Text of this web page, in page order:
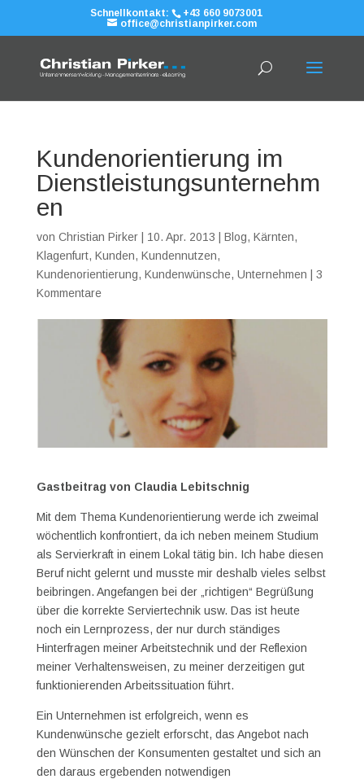
Schnellkontakt:
+43 660 9073001
office@christianpirker.com
Kundenorientierung im
Dienstleistungsunternehm
en
von Christian Pirker| 10. Apr. 2013 Blog, Kärnten,
Klagenfurt, Kunden, Kundennutzen,
Kundenorientierung, Kundenwünsche, Unternehmen
3
Kommentare
Gastbeitrag von Claudia Lebitschnig
Mit dem Thema Kundenorientierung werde ich zweimal
wöchentlich konfrontiert, da ich neben meinem Studium
als Servierkraft in einem Lokal tätig bin. Ich habe diesen
Beruf nicht gelernt und musste mir deshalb vieles selbst
beibringen. Angefangen bei der „richtigen“ Begrüßung
über die korrekte Serviertechnik usw. Das ist heute
noch ein Lernprozess, der nur durch ständiges
Hinterfragen meiner Arbeitstechnik und der Reflexion
meiner Verhaltensweisen, zu meiner derzeitigen gut
funktionierenden Arbeitssituation führt.
Ein Unternehmen ist erfolgreich, wenn es
Kundenwünsche gezielt erforscht, das Angebot nach
den Wünschen der Konsumenten gestaltet und sich an
den daraus ergebenden notwendigen